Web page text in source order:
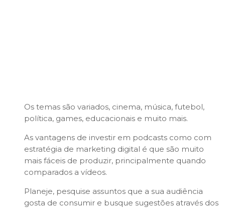
Os temas são variados, cinema, música, futebol,
política, games, educacionais e muito mais.
As vantagens de investir em podcasts como com
estratégia de marketing digital é que são muito
mais fáceis de produzir, principalmente quando
comparados a vídeos.
Planeje, pesquise assuntos que a sua audiência
gosta de consumir e busque sugestões através dos